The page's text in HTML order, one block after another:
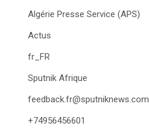
Algérie Presse Service (APS)
Actus
fr_FR
Sputnik Afrique
feedback.fr@sputniknews.com
+74956456601